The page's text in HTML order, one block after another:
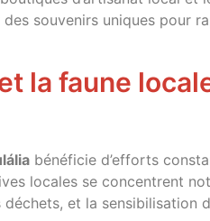
souvenirs uniques pour
la faune
bénéficie d’efforts
locales se concentrent
et la sensibilisation